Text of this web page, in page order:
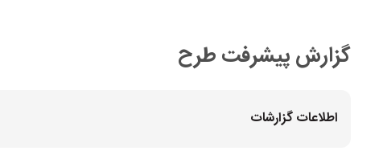
گزارش پیشرفت طرح
اطلاعات گزارشات